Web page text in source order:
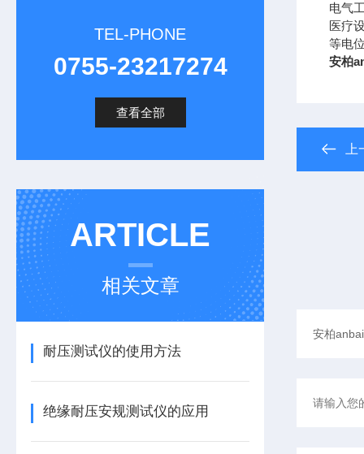
TEL-PHONE
0755-23217274
查看全部
ARTICLE
相关文章
耐压测试仪的使用方法
绝缘耐压安规测试仪的应用
电气
医疗
等电
安柏